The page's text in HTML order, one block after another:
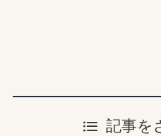
記事を